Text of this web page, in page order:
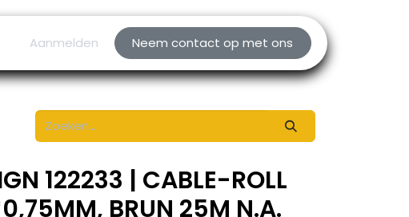
Aanmelden Neem contact op met ons
122233 | CABLE-ROLL
BRUN 25M N.A.